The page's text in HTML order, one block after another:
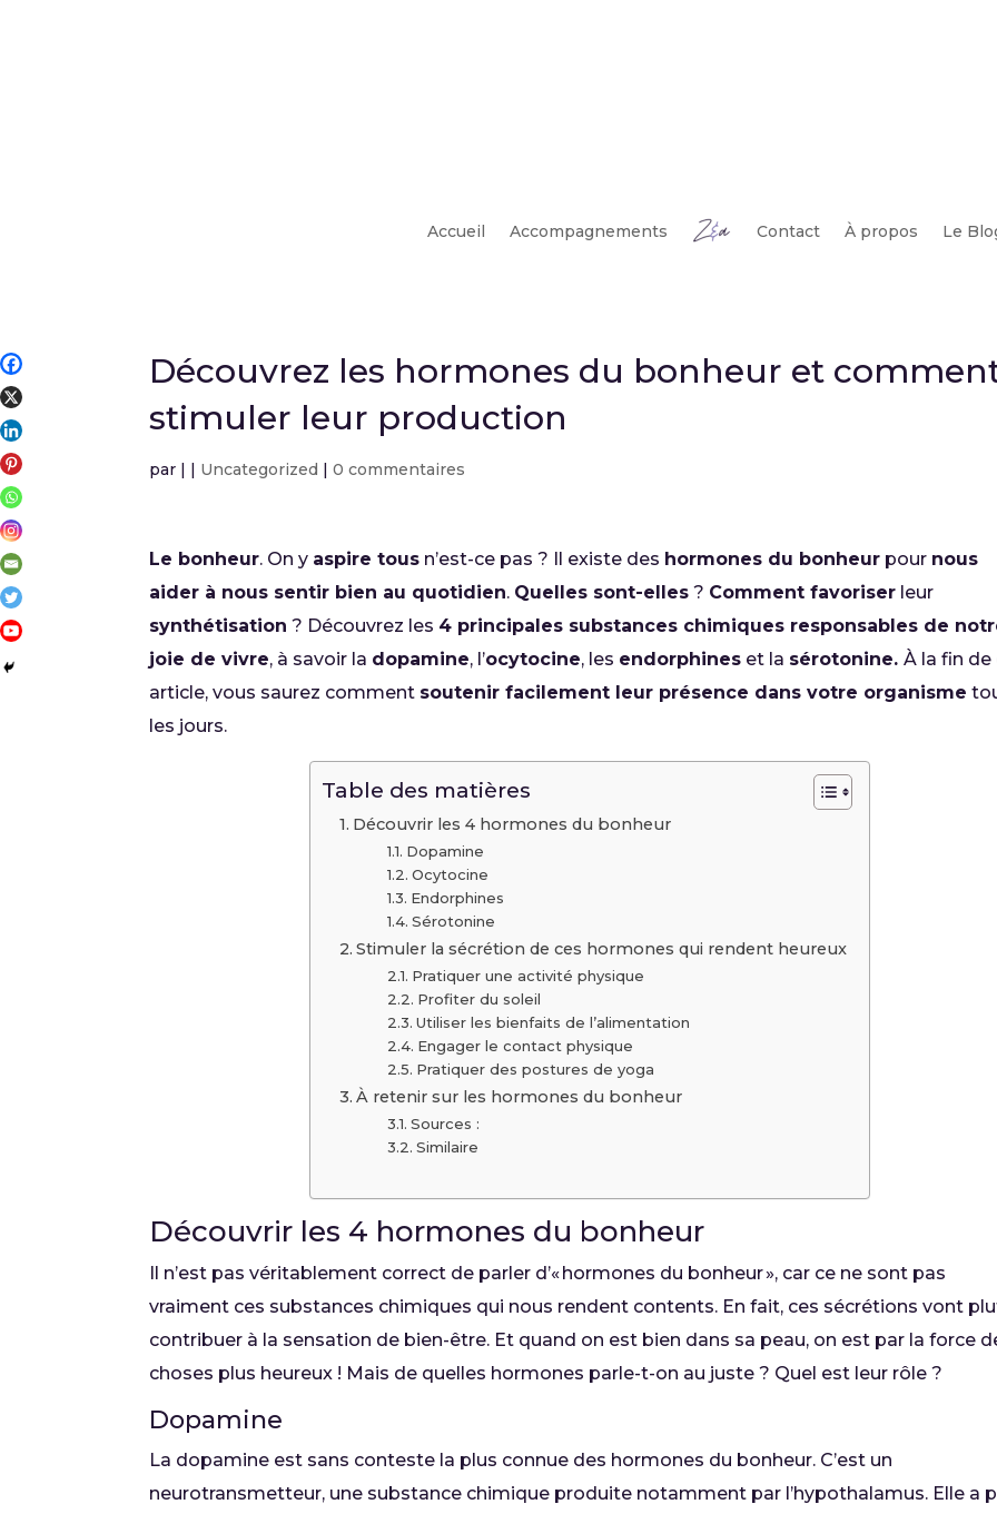
Accueil Accompagnements Contact À propos Le
Découvrez les hormones du bonheur et
stimuler leur production
par | | Uncategorized |0 commentaires
Le bonheur. On y aspire tous n’est-ce pas ? Il existe des hormones du bonheur pour nous
aider à nous sentir bien au quotidien. Quelles sont-elles ? Comment favoriser leur
synthétisation ? Découvrez les 4 principales substances chimiques responsables de
joie de vivre, à savoir la dopamine, l’ocytocine, les endorphines et la sérotonine.À la fin de
article, vous saurez comment soutenir facilement leur présence dans votre organisme
les jours.
Table des matières
Découvrir les 4 hormones du bonheur
Dopamine
Ocytocine
Endorphines
Sérotonine
Stimuler la sécrétion de ces hormones qui rendent heureux
Pratiquer une activité physique
Profiter du soleil
Utiliser les bienfaits de l’alimentation
Engager le contact physique
Pratiquer des postures de yoga
À retenir sur les hormones du bonheur
Sources :
Similaire
Découvrir les 4 hormones du bonheur
Il n’est pas véritablement correct de parler d’« hormones du bonheur », car ce ne sont pas
vraiment ces substances chimiques qui nous rendent contents. En fait, ces sécrétions vont
contribuer à la sensation de bien-être. Et quand on est bien dans sa peau, on est par la force
choses plus heureux ! Mais de quelles hormones parle-t-on au juste ? Quel est leur rôle ?
Dopamine
La dopamine est sans conteste la plus connue des hormones du bonheur. C’est un
neurotransmetteur, une substance chimique produite notamment par l’hypothalamus. Elle a